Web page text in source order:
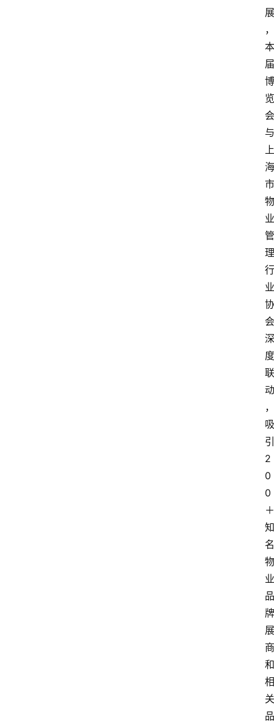
展
，
本
届
博
览
会
与
上
海
市
物
业
管
理
行
业
协
会
深
度
联
动
，
吸
引
2
0
0
＋
知
名
物
业
品
牌
展
商
和
相
关
品